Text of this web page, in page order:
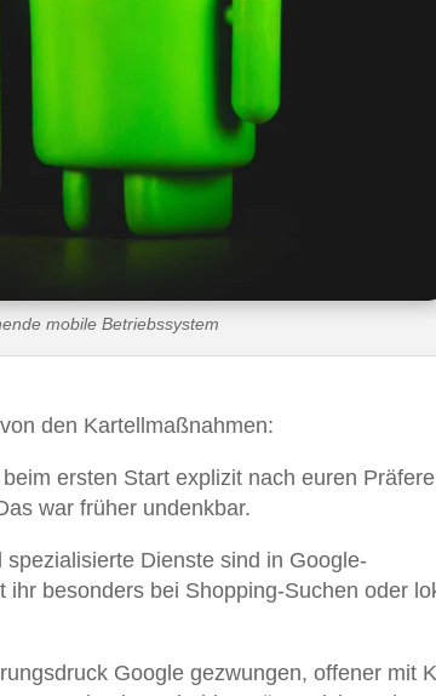
mobile Betriebssystem
den Kartellmaßnahmen:
ersten Start explizit nach euren
war früher undenkbar.
spezialisierte Dienste sind in Google-
besonders bei Shopping-Suchen oder
Google gezwungen, offener mit